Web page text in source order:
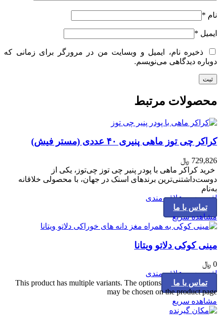
نام *
ایمیل *
ذخیره نام، ایمیل و وبسایت من در مرورگر برای زمانی که
دوباره دیدگاهی می‌نویسم.
محصولات مرتبط
کراکر چی توز ماهی پنیری ۴۰ عددی (مستر فیش)
729,826 ﷼
خرید کراکر ماهی با پودر پنیر چی توز چی‌توز، یکی از
دوست‌داشتنی‌ترین برندهای اسنک در جهان، با محصولی خلاقانه
به‌نام
افزودن به علاقه مندی
تماس با ما
مشاهده سریع
مینی کوکی دلاتو ویتانا
0 ﷼
افزودن به علاقه مندی
تماس با ما
This product has multiple variants. The options
may be chosen on the product page
مشاهده سریع